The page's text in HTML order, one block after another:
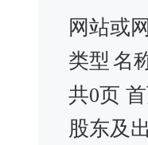
网站或
类型 名
共0页
股东及